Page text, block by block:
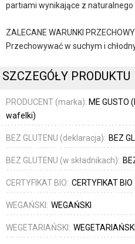
partiami wynikające z naturalnego
ZALECANE WARUNKI
Przechowywać w suchym i
SZCZEGÓŁY PRODUKTU
PRODUCENT (marka): ME GUSTO
wafelki)
BEZ GLUTENU (deklaracja): BEZ
BEZ GLUTENU (w składnikach):
CERTYFIKAT BIO: CERTYFIKAT BIO
WEGAŃSKI: WEGAŃSKI
WEGETARIAŃSKI: WEGETARIAŃSKI